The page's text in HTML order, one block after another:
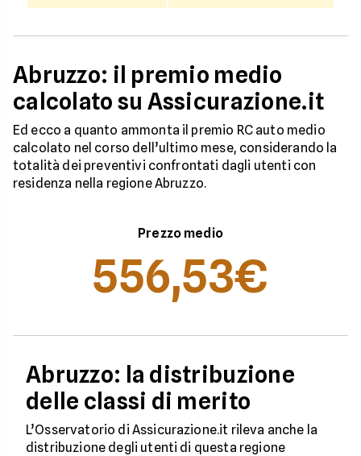
Abruzzo: il premio medio
calcolato su Assicurazione.it
Ed ecco a quanto ammonta il premio RC auto medio
calcolato nel corso dell’ultimo mese, considerando la
totalità dei preventivi confrontati dagli utenti con
residenza nella regione Abruzzo.
Prezzo medio
556,53€
Abruzzo: la distribuzione
delle classi di merito
L’Osservatorio di Assicurazione.it rileva anche la
distribuzione degli utenti di questa regione